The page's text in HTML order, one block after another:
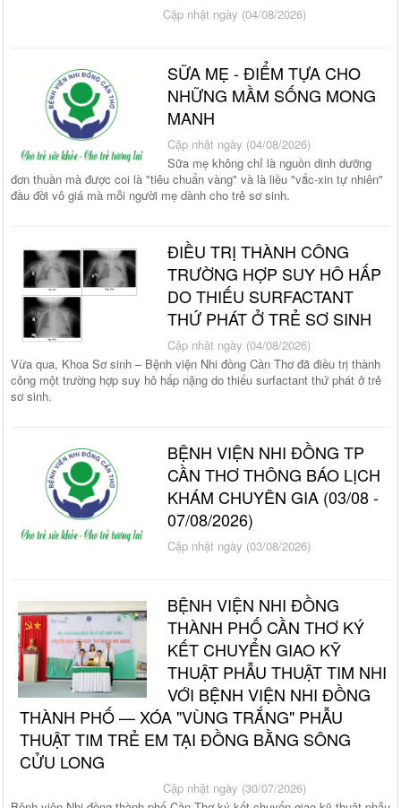
Cập nhật ngày (04/08/2026)
SỮA MẸ - ĐIỂM TỰA CHO
NHỮNG MẦM SỐNG MONG
MANH
Cập nhật ngày (04/08/2026)
Sữa mẹ không chỉ là nguồn dinh dưỡng
đơn thuần mà được coi là "tiêu chuẩn vàng" và là liều "vắc-xin tự nhiên"
đầu đời vô giá mà mỗi người mẹ dành cho trẻ sơ sinh.
ĐIỀU TRỊ THÀNH CÔNG
TRƯỜNG HỢP SUY HÔ HẤP
DO THIẾU SURFACTANT
THỨ PHÁT Ở TRẺ SƠ SINH
Cập nhật ngày (04/08/2026)
Vừa qua, Khoa Sơ sinh – Bệnh viện Nhi đồng Cần Thơ đã điều trị thành
công một trường hợp suy hô hấp nặng do thiếu surfactant thứ phát ở trẻ
sơ sinh.
BỆNH VIỆN NHI ĐỒNG TP
CẦN THƠ THÔNG BÁO LỊCH
KHÁM CHUYÊN GIA (03/08 -
07/08/2026)
Cập nhật ngày (03/08/2026)
BỆNH VIỆN NHI ĐỒNG
THÀNH PHỐ CẦN THƠ KÝ
KẾT CHUYỂN GIAO KỸ
THUẬT PHẪU THUẬT TIM NHI
VỚI BỆNH VIỆN NHI ĐỒNG
THÀNH PHỐ — XÓA "VÙNG TRẮNG" PHẪU
THUẬT TIM TRẺ EM TẠI ĐỒNG BẰNG SÔNG
CỬU LONG
Cập nhật ngày (30/07/2026)